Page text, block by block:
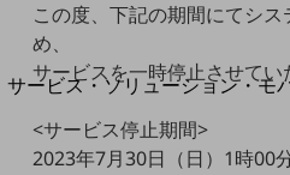
別ウィンドウで開きます
サービス・ソリューション・モ
DXに関する課題を解決する
この度、下記の期間にてシ
め、
サービスを一時停止させてい
<サービス停止期間>
2023年7月30日（日）1時00